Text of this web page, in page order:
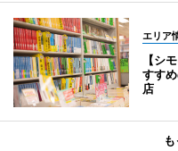
エリア
【シ
すす
店